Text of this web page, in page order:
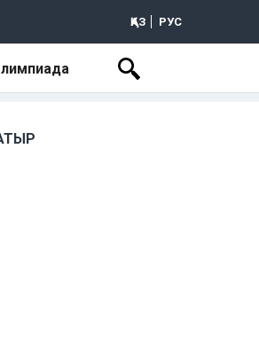
ҚАЗ РУС